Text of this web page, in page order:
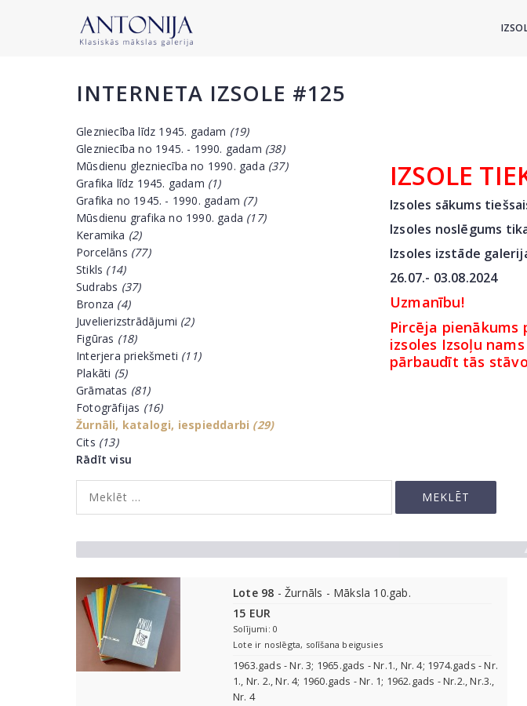
INTERNETA IZSOLE #125
Glezniecība līdz 1945. gadam (19)
Glezniecība no 1945. - 1990. gadam (38)
Mūsdienu glezniecība no 1990. gada (37)
Grafika līdz 1945. gadam (1)
Grafika no 1945. - 1990. gadam (7)
Mūsdienu grafika no 1990. gada (17)
Keramika (2)
Porcelāns (77)
Stikls (14)
Sudrabs (37)
Bronza (4)
Juvelierizstrādājumi (2)
Figūras (18)
Interjera priekšmeti (11)
Plakāti (5)
Grāmatas (81)
Fotogrāfijas (16)
Žurnāli, katalogi, iespieddarbi (29)
Cits (13)
Rādīt visu
IZSOLE
Izsoles sākums
Izsoles noslēgums
Izsoles izstāde
26.07.- 03.08.2024
Uzmanību!
Pircēja
izsoles Izsoļu
pārbaudīt tās
Lote 98 - Žurnāls - Māksla 10.gab.
15 EUR
Solījumi: 0
Lote ir noslēgta, solīšana beigusies
1963.gads - Nr. 3; 1965.gads - Nr.1., Nr. 4; 1974.gads - Nr.
1., Nr. 2., Nr. 4; 1960.gads - Nr. 1; 1962.gads - Nr.2., Nr.3.,
Nr. 4